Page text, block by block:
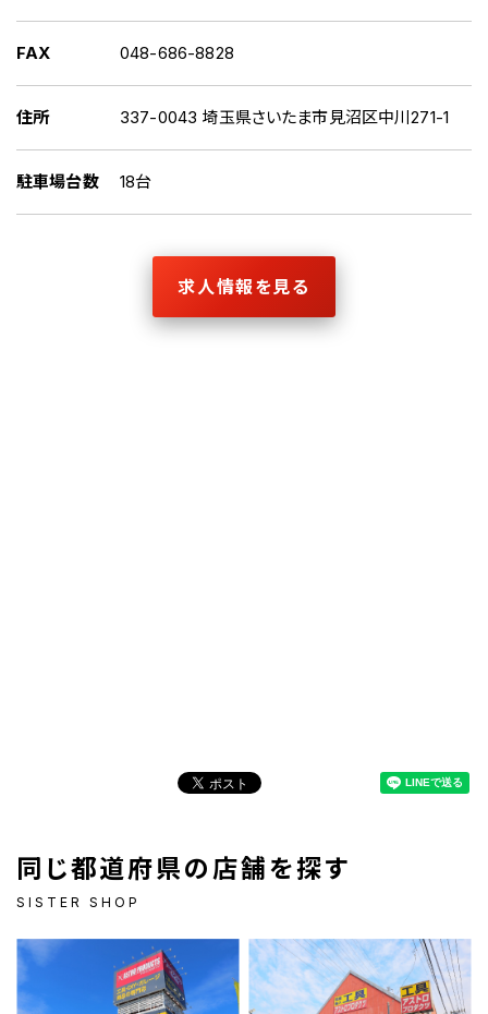
FAX 048-686-8828
住所 337-0043 埼玉県さいたま市見沼区中川271-1
駐車場台数 18台
求人情報を見る
同じ都道府県の店舗を探す
SISTER SHOP